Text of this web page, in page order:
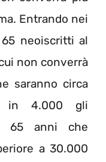
Entrando nei
neoiscritti al
non converrà
saranno circa
in 4.000 gli
anni che
a 30.000